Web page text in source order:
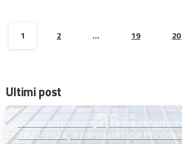
1 2 … 19 20
Ultimi post
Comunicato stampa | Firma definitiva CCNL
2022-2024, il commento del